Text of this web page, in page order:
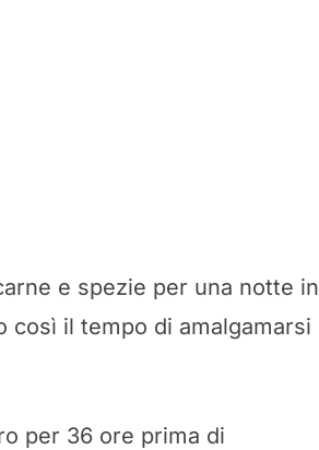
e spezie per una notte in
il tempo di amalgamarsi
per 36 ore prima di